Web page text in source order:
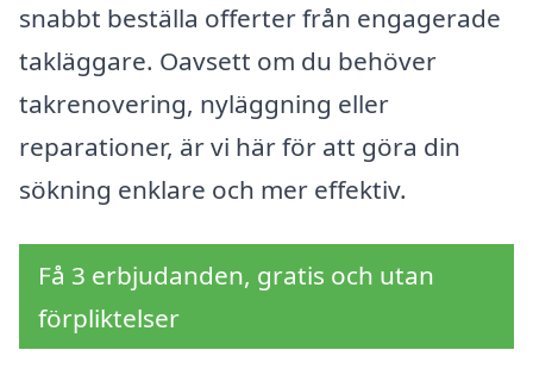
snabbt beställa offerter från engagerade
takläggare. Oavsett om du behöver
takrenovering, nyläggning eller
reparationer, är vi här för att göra din
sökning enklare och mer effektiv.
Få 3 erbjudanden, gratis och utan
förpliktelser